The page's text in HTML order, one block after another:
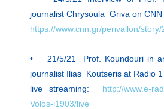
journalist Chrysoula Griva on
https://www.cnn.gr/perivallon/
• 21/5/21 Prof. Koundouri in
journalist Ilias Koutseris at Radio 1
live streaming: http://www.e-
Volos-i1903/live